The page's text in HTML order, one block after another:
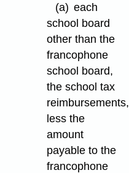
(a) each
school board
other than the
francophone
school board,
the school tax
reimbursements,
less the
amount
payable to the
francophone